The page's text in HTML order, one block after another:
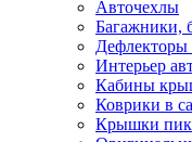
Авточехлы
Багажники,
Дефлекторы
Интерьер
Кабины
Коврики в
Крышки